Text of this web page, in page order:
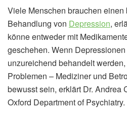
Viele Menschen brauchen
Behandlung von Depression,
könne entweder mit
geschehen. Wenn
unzureichend behandelt
Problemen – Mediziner und
bewusst sein, erklärt Dr. Andrea
Oxford Department of Psychiatry.